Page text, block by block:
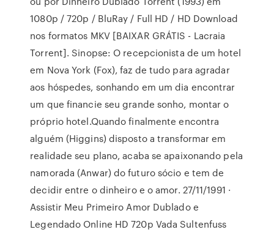
1080p / 720p / BluRay / Full HD / HD Download
nos formatos MKV [BAIXAR GRÁTIS - Lacraia
Torrent]. Sinopse: O recepcionista de um hotel
em Nova York (Fox), faz de tudo para agradar
aos hóspedes, sonhando em um dia encontrar
um que financie seu grande sonho, montar o
próprio hotel.Quando finalmente encontra
alguém (Higgins) disposto a transformar em
realidade seu plano, acaba se apaixonando pela
namorada (Anwar) do futuro sócio e tem de
decidir entre o dinheiro e o amor. 27/11/1991 ·
Assistir Meu Primeiro Amor Dublado e
Legendado Online HD 720p Vada Sultenfuss